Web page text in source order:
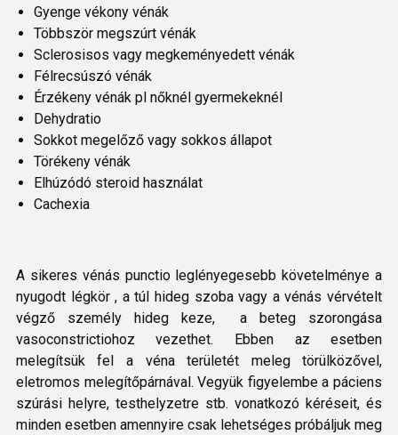
Gyenge vékony vénák
Többször megszúrt vénák
Sclerosisos vagy megkeményedett vénák
Félrecsúszó vénák
Érzékeny vénák pl nőknél gyermekeknél
Dehydratio
Sokkot megelőző vagy sokkos állapot
Törékeny vénák
Elhúzódó steroid használat
Cachexia
A sikeres vénás punctio leglényegesebb követelménye a
nyugodt légkör , a túl hideg szoba vagy a vénás vérvételt
végző személy hideg keze, a beteg szorongása
vasoconstrictiohoz vezethet. Ebben az esetben
melegítsük fel a véna területét meleg törülközővel,
eletromos melegítőpárnával. Vegyük figyelembe a páciens
szúrási helyre, testhelyzetre stb. vonatkozó kéréseit, és
minden esetben amennyire csak lehetséges próbáljuk meg